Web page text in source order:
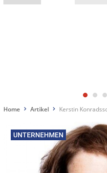
Home Artikel Kerstin
UNTERNEHMEN